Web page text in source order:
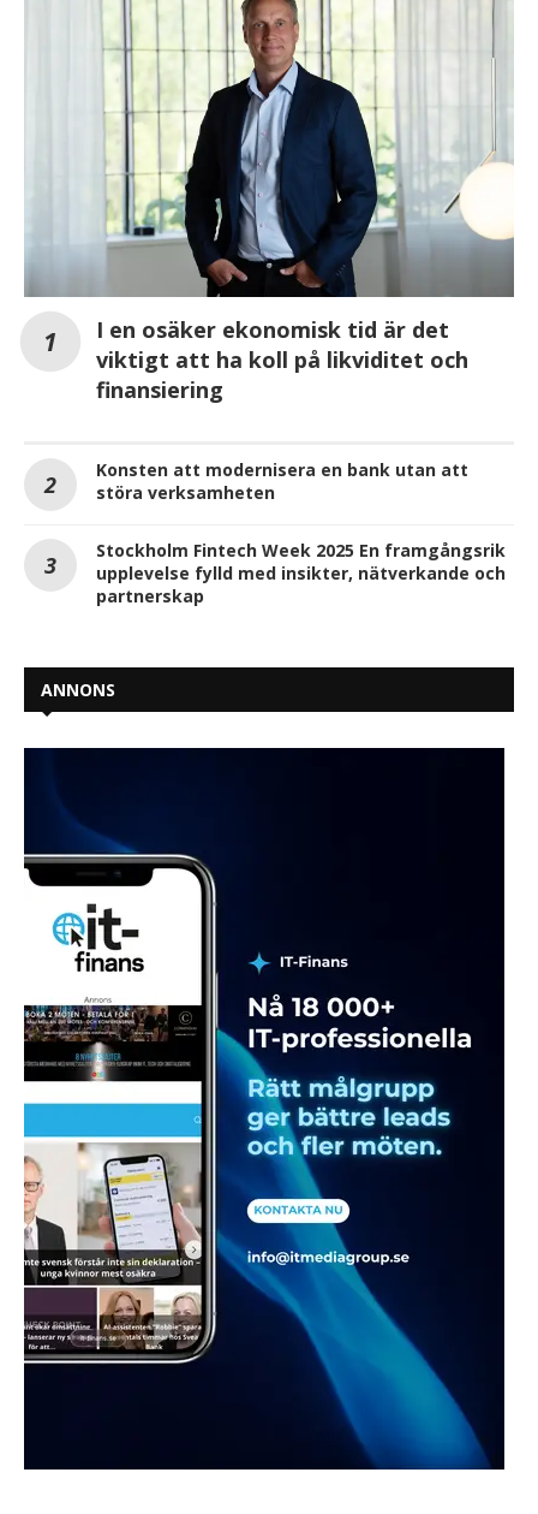
I en osäker ekonomisk tid är det
viktigt att ha koll på likviditet och
finansiering
Konsten att modernisera en bank utan att
störa verksamheten
Stockholm Fintech Week 2025 En framgångsrik
upplevelse fylld med insikter, nätverkande och
partnerskap
ANNONS